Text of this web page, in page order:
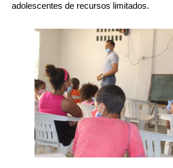
adolescentes de recursos limitados.